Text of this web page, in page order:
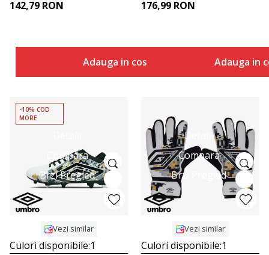
142,79 RON
Adauga in cos
176,99 RON
Adauga in
Compara
Brzi Pregled
-10% COD
MORE
Vezi similar
Culori disponibile:1
Detalii
Compara
Brzi Pregled
Vezi similar
Culori disponibile:1